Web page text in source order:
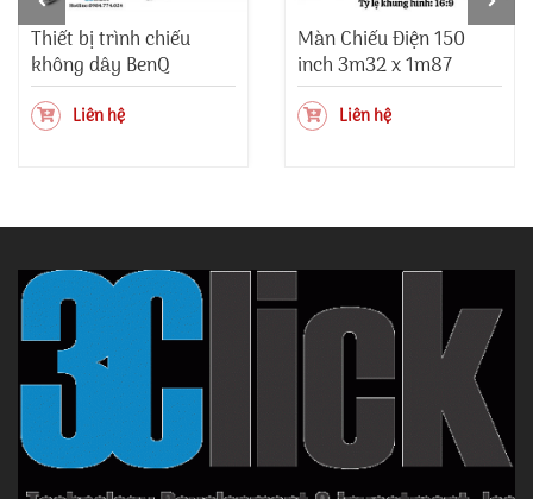
Thiết bị trình chiếu
không dây BenQ
InstaShow WDC15
Liên hệ
Màn Chiếu Điện 150
inch 3m32 x 1m87
Liên hệ